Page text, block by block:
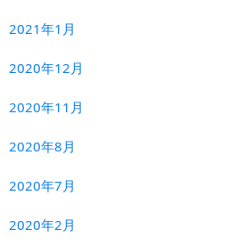
2021年1月
2020年12月
2020年11月
2020年8月
2020年7月
2020年2月